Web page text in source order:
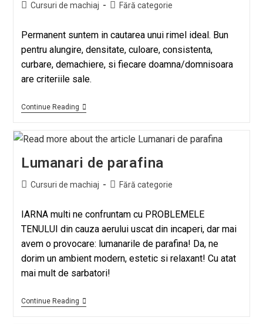
Cursuri de machiaj Fără categorie
Permanent suntem in cautarea unui rimel ideal. Bun
pentru alungire, densitate, culoare, consistenta,
curbare, demachiere, si fiecare doamna/domnisoara
are criteriile sale.
Continue Reading
Lumanari de parafina
Cursuri de machiaj Fără categorie
IARNA multi ne confruntam cu PROBLEMELE
TENULUI din cauza aerului uscat din incaperi, dar mai
avem o provocare: lumanarile de parafina! Da, ne
dorim un ambient modern, estetic si relaxant! Cu atat
mai mult de sarbatori!
Continue Reading